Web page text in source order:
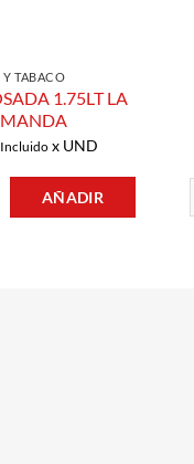
Y TABACO
1.75LT LA
Incluidox UND
AÑADIR